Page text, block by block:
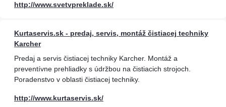
http://www.svetvpreklade.sk/
Kurtaservis.sk - predaj, servis, montáž čistiacej techniky
Karcher
Predaj a servis čistiacej techniky Karcher. Montáž a
preventívne prehliadky s údržbou na čistiacich strojoch.
Poradenstvo v oblasti čistiacej techniky.
http://www.kurtaservis.sk/